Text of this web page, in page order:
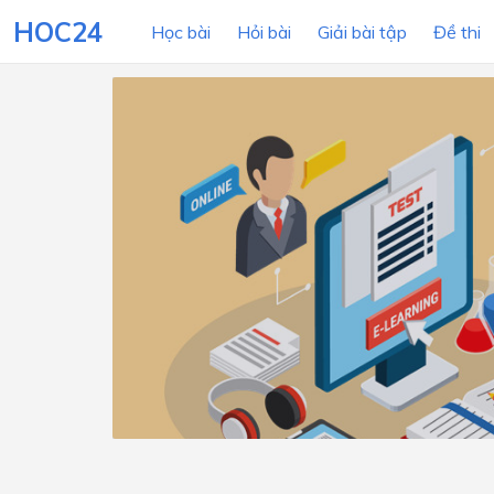
HOC24 Học bài Hỏi bài Giải bài tập Đề thi
LỚP HỌC
Lớp 12
Lớp 8
Lớp 7